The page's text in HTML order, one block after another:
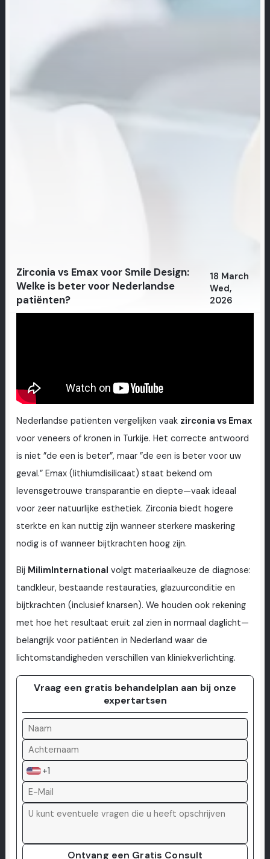
Zirconia vs Emax voor Smile Design:
Welke is beter voor Nederlandse
patiënten?
18 March
Wed,
2026
Nederlandse patiënten vergelijken vaak zirconia vs Emax
voor veneers of kronen in Turkije. Het correcte antwoord
is niet ”de een is beter”, maar ”de een is beter voor uw
geval.” Emax (lithiumdisilicaat) staat bekend om
levensgetrouwe transparantie en diepte—vaak ideaal
voor zeer natuurlijke esthetiek. Zirconia biedt hogere
sterkte en kan nuttig zijn wanneer sterkere maskering
nodig is of wanneer bijtkrachten hoog zijn.
Bij MilimInternational volgt materiaalkeuze de diagnose:
tandkleur, bestaande restauraties, glazuurconditie en
bijtkrachten (inclusief knarsen). We houden ook rekening
met hoe het resultaat eruit zal zien in normaal daglicht—
belangrijk voor patiënten in Nederland waar de
lichtomstandigheden verschillen van kliniekverlichting.
Vraag een gratis behandelplan aan bij onze
expertartsen
+1
Ontvang een Gratis Consult